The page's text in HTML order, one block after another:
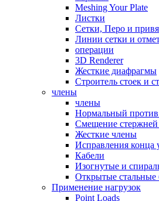
Meshing Your Plate
Листки
Сетки, Перо и
Линии сетки и
операции
3D Renderer
Жесткие диафрагмы
Строитель стоек и
члены
члены
Нормальный
Смещение стержней
Жесткие члены
Исправления конца
Кабели
Изогнутые и
Открытые стальные
Применение нагрузок
Point Loads